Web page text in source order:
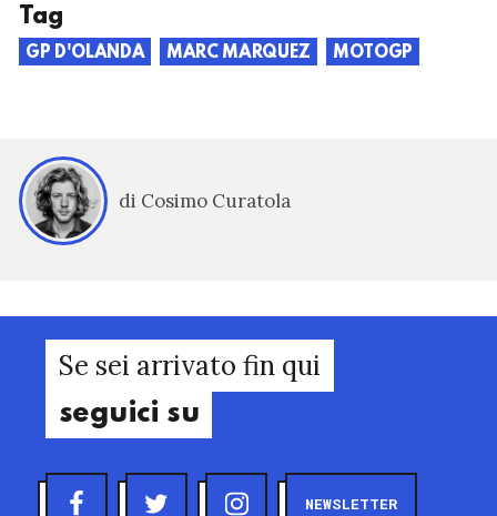
Tag
GP D'OLANDA MARC MARQUEZ MOTOGP
di Cosimo Curatola
Se sei arrivato fin qui
seguici su
NEWSLETTER